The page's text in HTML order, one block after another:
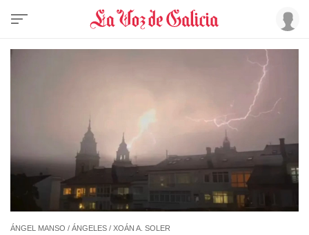
ÁNGEL MANSO / ÁNGELES / XOÁN A. SOLER